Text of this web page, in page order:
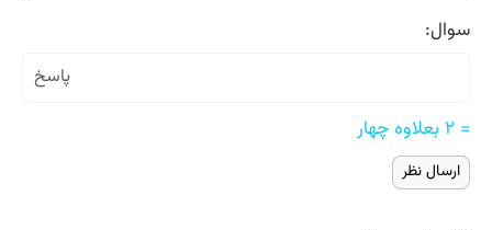
سوال:
= ۲ بعلاوه چهار